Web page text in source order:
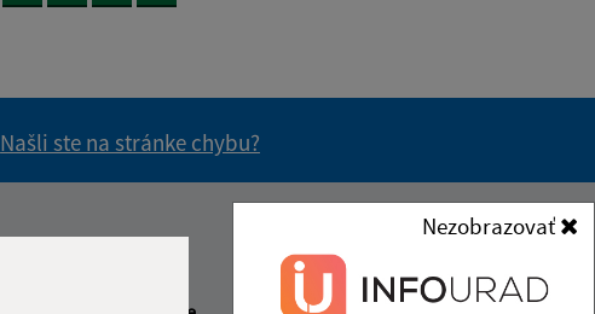
Nezobrazovať
Našli ste na stránke chybu?
Kontakt: